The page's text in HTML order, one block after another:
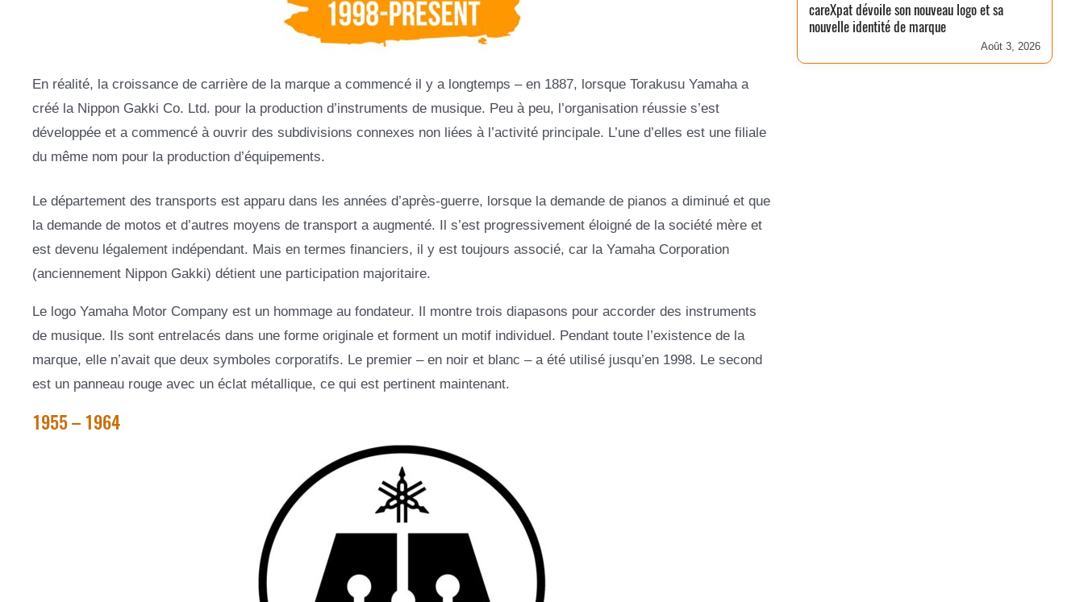
En réalité, la croissance de carrière de la marque a commencé il y a longtemps – en 1887, lorsque Torakusu Yamaha a
créé la Nippon Gakki Co. Ltd. pour la production d’instruments de musique. Peu à peu, l’organisation réussie s’est
développée et a commencé à ouvrir des subdivisions connexes non liées à l’activité principale. L’une d’elles est une filiale
du même nom pour la production d’équipements.
Le département des transports est apparu dans les années d’après-guerre, lorsque la demande de pianos a diminué et que
la demande de motos et d’autres moyens de transport a augmenté. Il s’est progressivement éloigné de la société mère et
est devenu légalement indépendant. Mais en termes financiers, il y est toujours associé, car la Yamaha Corporation
(anciennement Nippon Gakki) détient une participation majoritaire.
Le logo Yamaha Motor Company est un hommage au fondateur. Il montre trois diapasons pour accorder des instruments
de musique. Ils sont entrelacés dans une forme originale et forment un motif individuel. Pendant toute l’existence de la
marque, elle n’avait que deux symboles corporatifs. Le premier – en noir et blanc – a été utilisé jusqu’en 1998. Le second
est un panneau rouge avec un éclat métallique, ce qui est pertinent maintenant.
1955 – 1964
careXpat dévoile son nouveau logo et sa
nouvelle identité de marque
Août 3, 2026